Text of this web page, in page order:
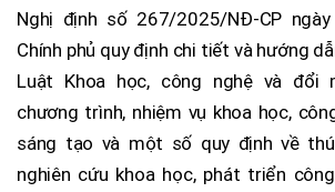
Nghị định số 267/2025/NĐ-CP
Chính phủ quy định chi tiết và hướng
Luật Khoa học, công nghệ và đổi
chương trình, nhiệm vụ khoa học,
sáng tạo và một số quy định về
nghiên cứu khoa học, phát triển